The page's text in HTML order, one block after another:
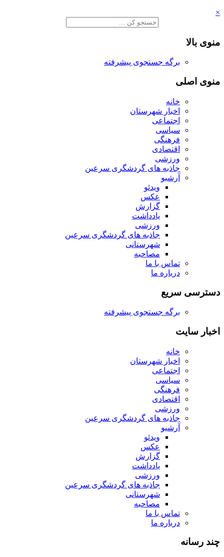
×
منوی بالا
برگه جستجوی پیشرفته
منوی اصلی
خانه
اخبار شهرستان
اجتماعی
سیاسی
فرهنگی
اقتصادی
ورزشی
جاذبه های گردشگری سرعین
آرشیو
ویدئو
عکس
گزارش
یادداشت
ورزشی
جاذبه های گردشگری سرعین
شهرستانی
مصاحبه
تماس با ما
درباره ما
دسترسی سریع
برگه جستجوی پیشرفته
اخبار سایت
خانه
اخبار شهرستان
اجتماعی
سیاسی
فرهنگی
اقتصادی
ورزشی
جاذبه های گردشگری سرعین
آرشیو
ویدئو
عکس
گزارش
یادداشت
ورزشی
جاذبه های گردشگری سرعین
شهرستانی
مصاحبه
تماس با ما
درباره ما
چند رسانه